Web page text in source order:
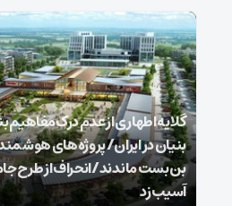
گلایه اطهاری از عدم درک
بنیان در ایران/ پروژه‌های
آسیب زد